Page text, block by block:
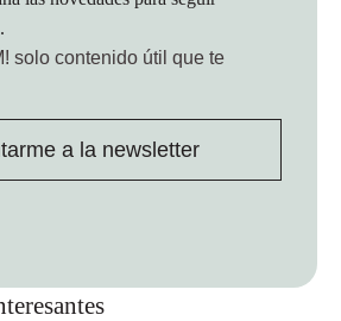
.
solo contenido útil que te
a la newsletter